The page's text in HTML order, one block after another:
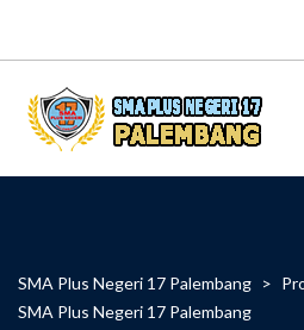
SMA Plus Negeri 17 Palembang >
SMA Plus Negeri 17 Palembang